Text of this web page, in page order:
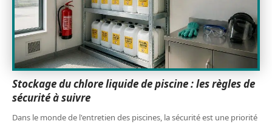
Stockage du chlore liquide de piscine : les règles de
sécurité à suivre
Dans le monde de l'entretien des piscines, la sécurité est une priorité